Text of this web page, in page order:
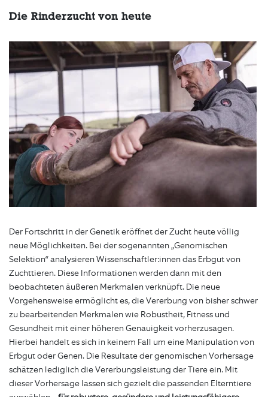
Die Rinderzucht von heute
Der Fortschritt in der Genetik eröffnet der Zucht heute völlig
neue Möglichkeiten. Bei der sogenannten „Genomischen
Selektion“ analysieren Wissenschaftler:innen das Erbgut von
Zuchttieren. Diese Informationen werden dann mit den
beobachteten äußeren Merkmalen verknüpft. Die neue
Vorgehensweise ermöglicht es, die Vererbung von bisher schwer
zu bearbeitenden Merkmalen wie Robustheit, Fitness und
Gesundheit mit einer höheren Genauigkeit vorherzusagen.
Hierbei handelt es sich in keinem Fall um eine Manipulation von
Erbgut oder Genen. Die Resultate der genomischen Vorhersage
schätzen lediglich die Vererbungsleistung der Tiere ein. Mit
dieser Vorhersage lassen sich gezielt die passenden Elterntiere